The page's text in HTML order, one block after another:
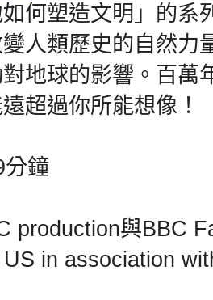
何塑造文明」的系
人類歷史的自然力
地球的影響。百萬
超過你所能想像！
分鐘
production與BBC
in association